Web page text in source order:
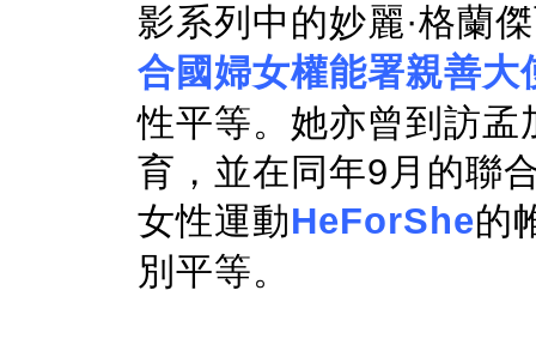
影系列中的妙麗·格蘭
合國婦女權能署親善大
性平等。她亦曾到訪
育，並在同年9月的聯
女性運動HeForShe的
別平等。